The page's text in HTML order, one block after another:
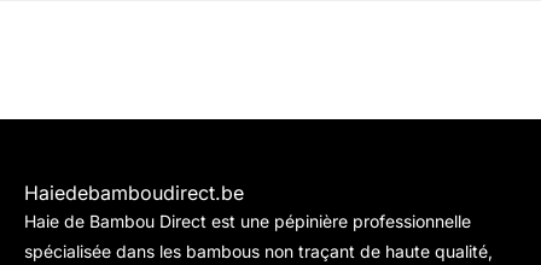
Haiedebamboudirect.be
Haie de Bambou Direct est une pépinière professionnelle
spécialisée dans les bambous non traçant de haute qualité,